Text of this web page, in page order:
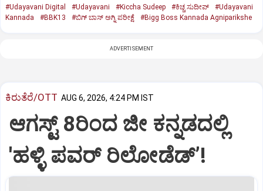
#Udayavani Digital #Udayavani #Kiccha Sudeep #ಕಿಚ್ಚ ಸುದೀಪ್‌
#Udayavani
Kannada
#BBK13 #ಬಿಗ್‌ ಬಾಸ್‌ ಅಗ್ನಿ ಪರೀಕ್ಷೆ #Bigg Boss Kannada Agniparikshe
ADVERTISEMENT
ಕಿರುತೆರೆ/OTT AUG 6, 2026, 4:24 PM IST
ಆಗಸ್ಟ್ 8ರಿಂದ ಜೀ ಕನ್ನಡದಲ್ಲಿ
'ಹಳ್ಳಿ ಪವರ್ ರಿಲೋಡೆಡ್ʼ!